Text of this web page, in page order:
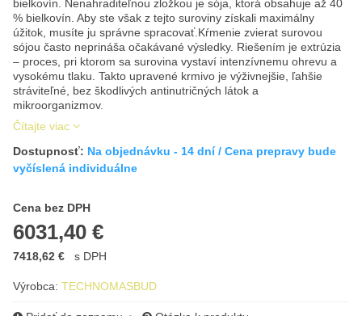
bielkovín. Nenahraditeľnou zložkou je sója, ktorá obsahuje až 40
% bielkovín. Aby ste však z tejto suroviny získali maximálny
úžitok, musíte ju správne spracovať.Kŕmenie zvierat surovou
sójou často neprináša očakávané výsledky. Riešením je extrúzia
– proces, pri ktorom sa surovina vystaví intenzívnemu ohrevu a
vysokému tlaku. Takto upravené krmivo je výživnejšie, ľahšie
stráviteľné, bez škodlivých antinutričných látok a
mikroorganizmov.
Čítajte viac
Dostupnosť: Na objednávku - 14 dní / Cena prepravy bude
vyčíslená individuálne
Cena bez DPH
6031,40 €
Cena s DPH
7418,62 € s DPH
Výrobca: TECHNOMASBUD